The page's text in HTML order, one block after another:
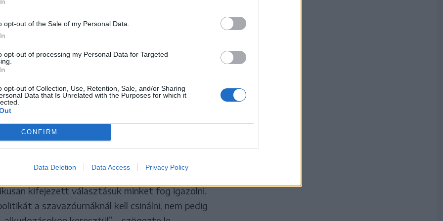
opt-out of the Sale of my Personal Data.
opt-out of processing my Personal Data for Targeted
opt-out of Collection, Use, Retention, Sale, and/or Sharing
Data that Is Unrelated with the Purposes for which it
CONFIRM
Data Deletion Data Access Privacy Policy
elnöke, egyben a párt országos
párt, ahol még létezik a
joga.
hogy NEM a PSD-re! Temesvár és Temes
a különbséget a PNL és a PSD között.
emelt fővel a választók elé állni, és
kifejezett választásuk minket fog igazolni.
a szavazóurnáknál kell csinálni, nem pedig